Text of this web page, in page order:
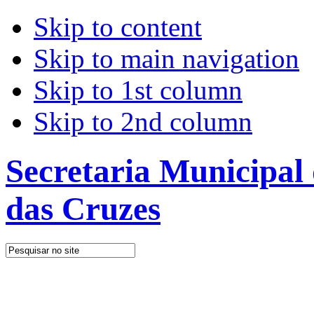
Skip to content
Skip to main navigation
Skip to 1st column
Skip to 2nd column
Secretaria
das Cruzes